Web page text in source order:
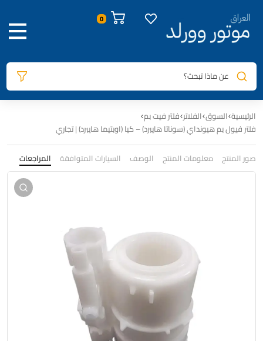
0
عن ماذا تبحث؟
الرئيسية السوق الفلاتر فلتر فيت بم
فلتر فيول بم هيونداي (سوناتا هايبرد) – كيا (اوبتيما هايبرد) | تجاري
صور المنتج معلومات المنتج الوصف السيارات المتوافقة المراجعات